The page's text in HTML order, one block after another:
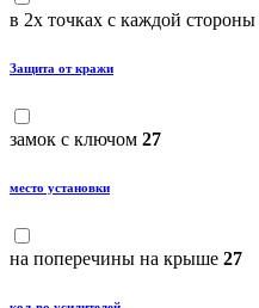
в 2х точках с каждой стороны
Защита от кражи
замок с ключом 27
место установки
на поперечины на крыше 27